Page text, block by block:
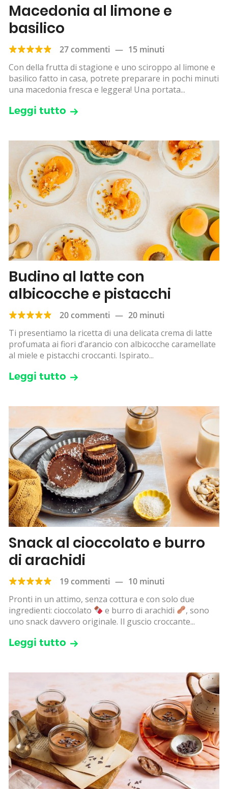
Macedonia al limone e
basilico
27 commenti — 15 minuti
Con della frutta di stagione e uno sciroppo al limone e
basilico fatto in casa, potrete preparare in pochi minuti
una macedonia fresca e leggera! Una portata...
Leggi tutto
Budino al latte con
albicocche e pistacchi
20 commenti — 20 minuti
Ti presentiamo la ricetta di una delicata crema di latte
profumata ai fiori d’arancio con albicocche caramellate
al miele e pistacchi croccanti. Ispirato...
Leggi tutto
Snack al cioccolato e burro
di arachidi
19 commenti — 10 minuti
Pronti in un attimo, senza cottura e con solo due
ingredienti: cioccolato
e burro di arachidi
, sono
uno snack davvero originale. Il guscio croccante...
Leggi tutto